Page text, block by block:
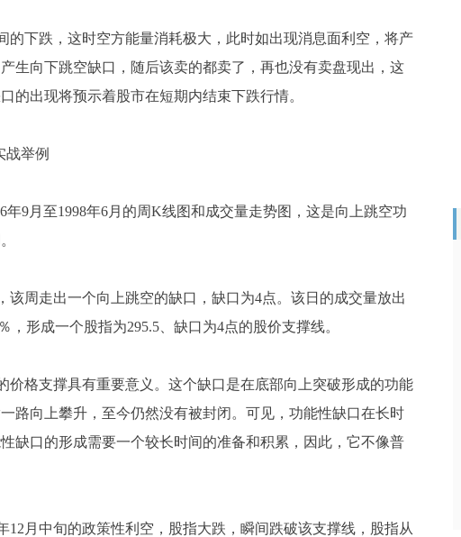
跌，这时空方能量消耗极大，此时如出现消息面利空，将产
生向下跳空缺口，随后该卖的都卖了，再也没有卖盘现出，这
的出现将预示着股市在短期内结束下跌行情。
举例
9月至1998年6月的周K线图和成交量走势图，这是向上跳空功
走出一个向上跳空的缺口，缺口为4点。该日的成交量放出
，形成一个股指为295.5、缺口为4点的股价支撑线。
支撑具有重要意义。这个缺口是在底部向上突破形成的功能
路向上攀升，至今仍然没有被封闭。可见，功能性缺口在长时
缺口的形成需要一个较长时间的准备和积累，因此，它不像普
中旬的政策性利空，股指大跌，瞬间跌破该支撑线，股指从